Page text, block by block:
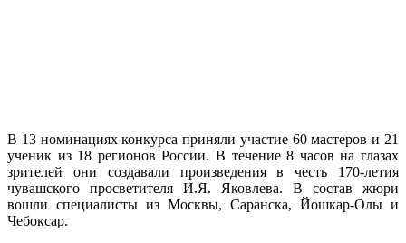
В 13 номинациях конкурса приняли участие 60 мастеров и 21
ученик из 18 регионов России. В течение 8 часов на глазах
зрителей они создавали произведения в честь 170-летия
чувашского просветителя И.Я. Яковлева. В состав жюри
вошли специалисты из Москвы, Саранска, Йошкар-Олы и
Чебоксар.